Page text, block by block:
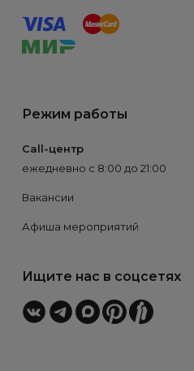
Режим работы
Call-центр
ежедневно с 8:00 до 21:00
Вакансии
Афиша мероприятий
Ищите нас в соцсетях